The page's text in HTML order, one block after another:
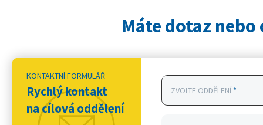
Máte dotaz
KONTAKTNÍ FORMULÁŘ
Rychlý kontakt
na cílová oddělení
ZVOLTE ODDĚLENÍ *